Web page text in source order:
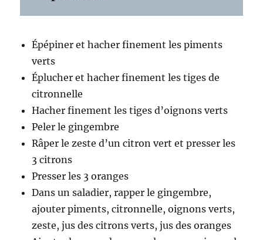
Épépiner et hacher finement les piments
verts
Éplucher et hacher finement les tiges de
citronnelle
Hacher finement les tiges d’oignons verts
Peler le gingembre
Râper le zeste d’un citron vert et presser les
3 citrons
Presser les 3 oranges
Dans un saladier, rapper le gingembre,
ajouter piments, citronnelle, oignons verts,
zeste, jus des citrons verts, jus des oranges